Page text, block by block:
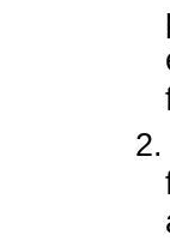
2.